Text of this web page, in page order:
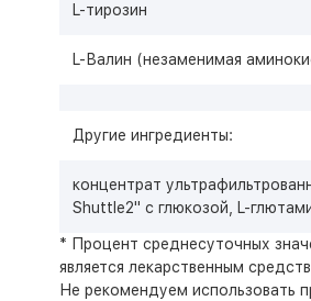
L-тирозин
L-Валин (незаменимая
Другие ингредиенты:
концентрат
Shuttle2" с глюкозой, L-
* Процент среднесуточных
является лекарственным
Не рекомендуем использовать